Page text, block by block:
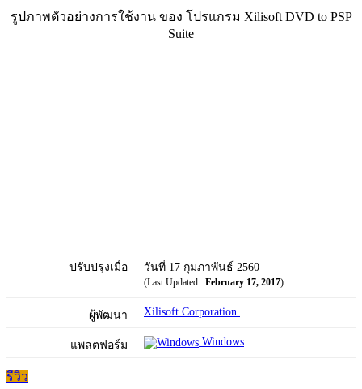
รูปภาพตัวอย่างการใช้งาน ของ​ โปรแกรม Xilisoft DVD to PSP
Suite
ปรับปรุงเมื่อ วันที่ 17 กุมภาพันธ์ 2560
(Last Updated : February 17, 2017)
ผู้พัฒนา Xilisoft Corporation.
แพลตฟอร์ม Windows
รีวิว